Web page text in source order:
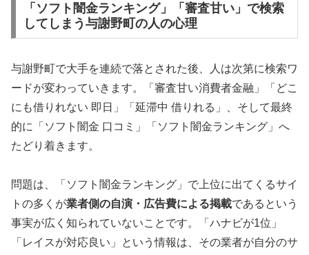
「ソフト闇金ランキング」「審査甘い」で検索
してしまう与謝野町の人の心理
与謝野町で大手を連続で落とされた後、人は次第に検索ワ
ードが変わっていきます。「審査甘い消費者金融」「どこ
にも借りれない 即日」「延滞中 借りれる」、そして最終
的に「ソフト闇金 口コミ」「ソフト闇金ランキング」へ
たどり着きます。
問題は、「ソフト闇金ランキング」で上位に出てくるサイ
トの多くが業者側の自演・広告費による掲載であるという
事実が広く知られていないことです。「ハナビが1位」
「レイスが対応良い」という情報は、その業者が自分のサ